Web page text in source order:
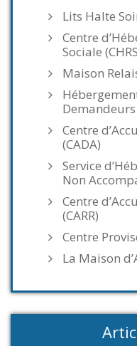
Lits Halte
Centre
Sociale
Maison
Demandeurs
Centre
(CADA)
Service
Non
Centre
(CARR)
Centre
La Maison